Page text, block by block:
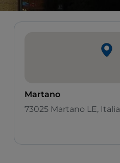
Martano
73025 Martano LE, Italia